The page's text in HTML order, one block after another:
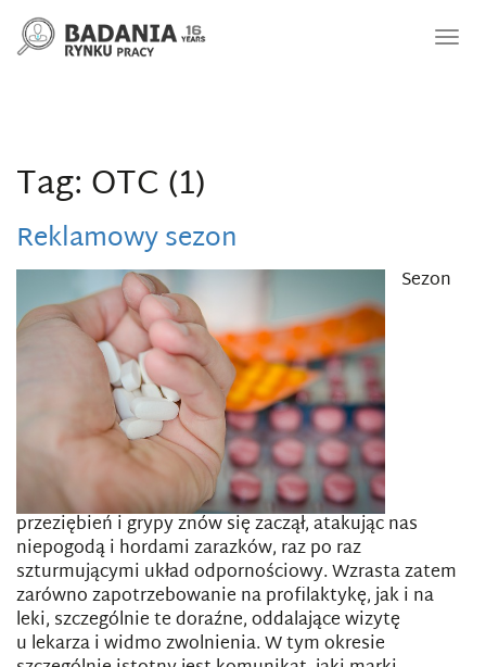
Tag: OTC (1)
Reklamowy sezon
Sezon
przeziębień i grypy znów się zaczął, atakując nas
niepogodą i hordami zarazków, raz po raz
szturmującymi układ odpornościowy. Wzrasta zatem
zarówno zapotrzebowanie na profilaktykę, jak i na
leki, szczególnie te doraźne, oddalające wizytę
u lekarza i widmo zwolnienia. W tym okresie